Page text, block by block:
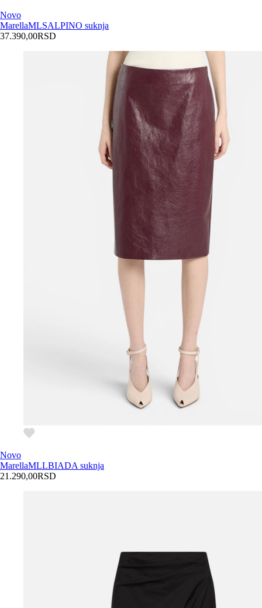
Novo
MarellaMLSALPINO suknja
37.390,00RSD
Novo
MarellaMLLBIADA suknja
21.290,00RSD